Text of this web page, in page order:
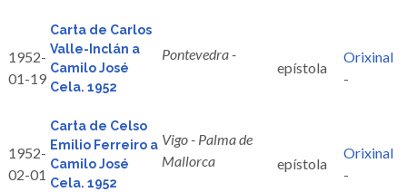
1952-
01-19
Carta de Carlos
Valle-Inclán a
Camilo José
Cela. 1952
Pontevedra -
epístola
Orixinal
-
1952-
02-01
Carta de Celso
Emilio Ferreiro a
Camilo José
Cela. 1952
Vigo - Palma de
Mallorca
epístola
Orixinal
-